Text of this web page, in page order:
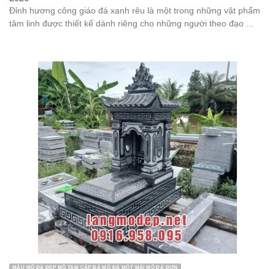
Đỉnh hương công giáo đá xanh rêu là một trong những vật phẩm
tâm linh được thiết kế dành riêng cho những người theo đạo ...
MẪU MỘ ĐÁ ĐẸP MỘ TAM CẤP ĐÁ MỘ ĐÁ MỘT MÁI MỘ ĐÁ ĐƠN